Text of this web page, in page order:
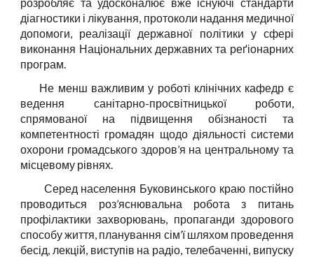
діагностики і лікування, протоколи надання медичної
допомоги, реалізації державної політики у сфері
виконання Національних державних та реґіонарних
програм.
Не менш важливим у роботі клінічних кафедр є
ведення санітарно-просвітницької роботи,
спрямованої на підвищення обізнаності та
компетентності громадян щодо діяльності системи
охорони громадського здоров’я на центральному та
місцевому рівнях.
Серед населення Буковинського краю постійно
проводиться роз’яснювальна робота з питань
профілактики захворювань, пропаганди здорового
способу життя, планування сім’ї шляхом проведення
бесід, лекцій, виступів на радіо, телебаченні, випуску